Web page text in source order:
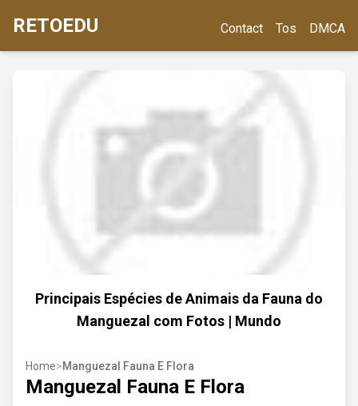
RETOEDU Contact Tos DMCA
Principais Espécies de Animais da Fauna do
Manguezal com Fotos | Mundo
Home>Manguezal Fauna E Flora
Manguezal Fauna E Flora